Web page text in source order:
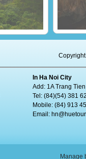
Son
In Ha Noi City
Add: 1A Trang
Tel: (84)(54) 381
Mobile: (84) 913
Email:
Manage